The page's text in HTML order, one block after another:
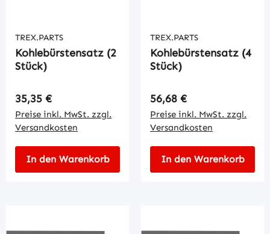
TREX.PARTS
Kohlebürstensatz (2
Stück)
Regulärer Preis:
35,35 €
Preise inkl. MwSt. zzgl.
Versandkosten
In den Warenkorb
TREX.PARTS
Kohlebürstensatz (4
Stück)
Regulärer Preis:
56,68 €
Preise inkl. MwSt. zzgl.
Versandkosten
In den Warenkorb